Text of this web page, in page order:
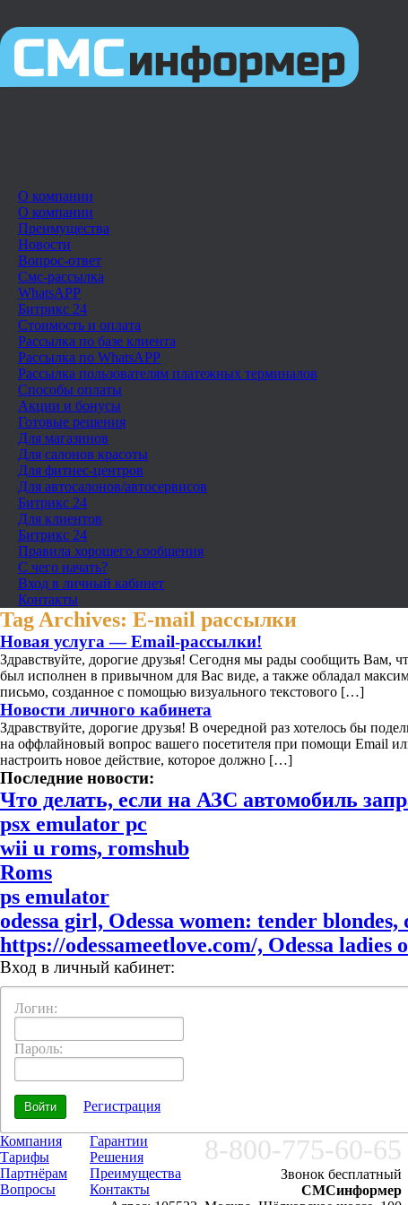
О компании
О компании
Преимущества
Новости
Вопрос-ответ
Смс-рассылка
WhatsAPP
Битрикс 24
Стоимость и оплата
Рассылка по базе клиента
Рассылка по WhatsAPP
Рассылка пользователям платежных терминалов
Способы оплаты
Акции и бонусы
Готовые решения
Для магазинов
Для салонов красоты
Для фитнес-центров
Для автосалонов/автосервисов
Битрикс 24
Для клиентов
Битрикс 24
Правила хорошего сообщения
С чего начать?
Вход в личный кабинет
Контакты
Tag Archives: E-mail рассылки
Новая услуга — Email-рассылки!
Здравствуйте, дорогие друзья! Сегодня мы рады сообщить Вам,
был исполнен в привычном для Вас виде, а также обладал
письмо, созданное с помощью визуального текстового […]
Новости личного кабинета
Здравствуйте, дорогие друзья! В очередной раз хотелось бы
на оффлайновый вопрос вашего посетителя при помощи Email
настроить новое действие, которое должно […]
Последние новости:
Что делать, если на АЗС автомобиль
psx emulator pc
wii u roms, romshub
Roms
ps emulator
odessa girl, Odessa women: tender
https://odessameetlove.com/, Odessa
Вход в личный кабинет:
Логин:
Пароль:
Регистрация
Компания
Тарифы
Партнёрам
Вопросы
Гарантии
Решения
Преимущества
Контакты
8-800-775-60-65
Звонок бесплатный
СМСинформер